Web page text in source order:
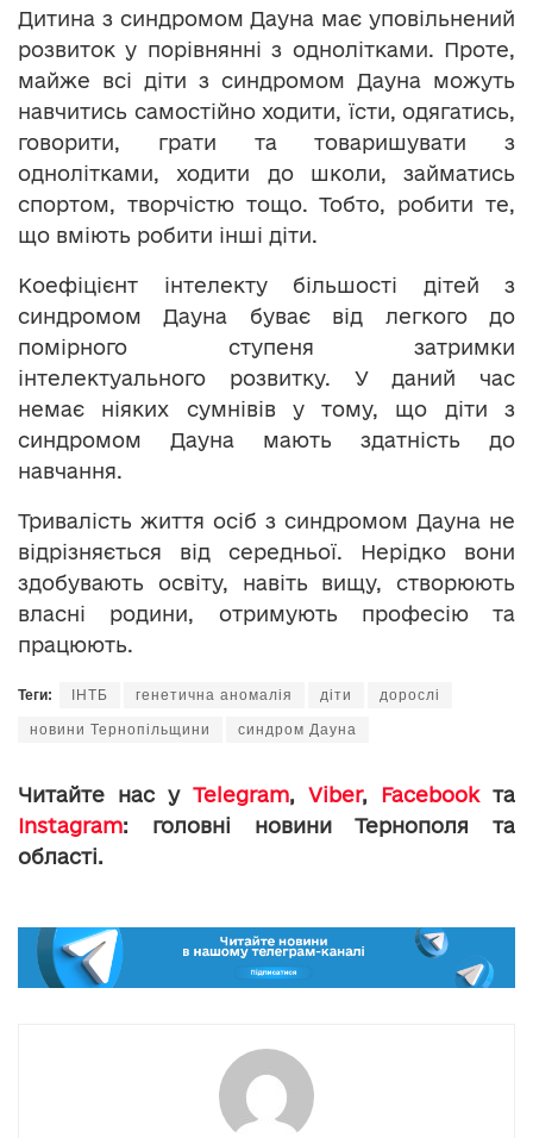
Дитина з синдромом Дауна має уповільнений
розвиток у порівнянні з однолітками. Проте,
майже всі діти з синдромом Дауна можуть
навчитись самостійно ходити, їсти, одягатись,
говорити, грати та товаришувати з
однолітками, ходити до школи, займатись
спортом, творчістю тощо. Тобто, робити те,
що вміють робити інші діти.
Коефіцієнт інтелекту більшості дітей з
синдромом Дауна буває від легкого до
помірного ступеня затримки
інтелектуального розвитку. У даний час
немає ніяких сумнівів у тому, що діти з
синдромом Дауна мають здатність до
навчання.
Тривалість життя осіб з синдромом Дауна не
відрізняється від середньої. Нерідко вони
здобувають освіту, навіть вищу, створюють
власні родини, отримують професію та
працюють.
Теги: ІНТБ генетична аномалія діти дорослі
новини Тернопільщини синдром Дауна
Читайте нас у Telegram, Viber, Facebookта
Instagram: головні новини Тернополя та
області.